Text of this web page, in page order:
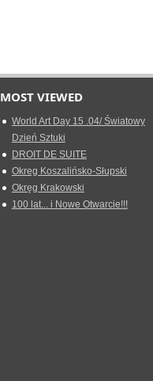
MOST VIEWED
World Art Day 15 .04/ Światowy
Dzień Sztuki
DROIT DE SUITE
Okreg Koszalińsko-Słupski
Okręg Krakowski
100 lat... i Nowe Otwarcie!!!